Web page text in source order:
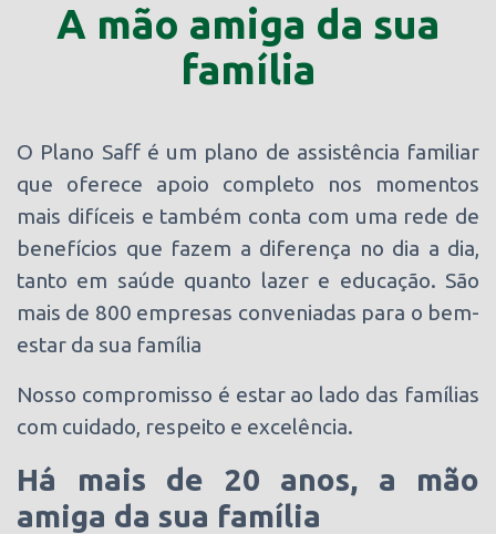
A mão amiga da sua
família
O Plano Saff é um plano de assistência familiar
que oferece apoio completo nos momentos
mais difíceis e também conta com uma rede de
benefícios que fazem a diferença no dia a dia,
tanto em saúde quanto lazer e educação. São
mais de 800 empresas conveniadas para o bem-
estar da sua família
Nosso compromisso é estar ao lado das famílias
com cuidado, respeito e excelência.
Há mais de 20 anos, a mão
amiga da sua família